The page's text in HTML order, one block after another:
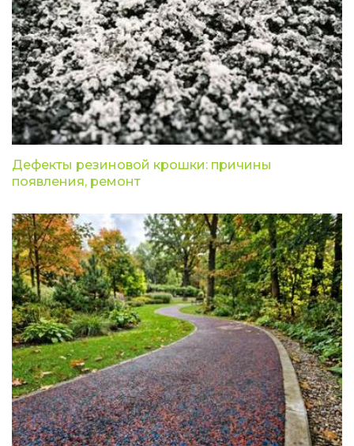
Дефекты резиновой крошки: причины
появления, ремонт